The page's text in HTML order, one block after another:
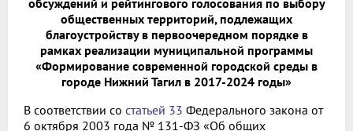
обсуждений и рейтингового голосования по выбору
общественных территорий, подлежащих
благоустройству в первоочередном порядке в
рамках реализации муниципальной программы
«Формирование современной городской среды в
городе Нижний Тагил в 2017-2024 годы»
В соответствии со статьей 33 Федерального закона от
6 октября 2003 года № 131-ФЗ «Об общих